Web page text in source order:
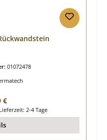
01072478
Preis:
€
2-4 Tage